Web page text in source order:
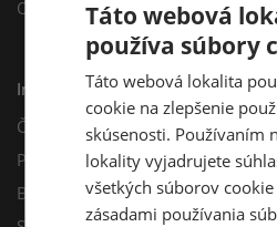
Odberné miesta
Informácie
Často kladené otázky
Poradňa
Blog
Táto webová
používa súbory
Táto webová lokalita
cookie na zlepšenie
skúsenosti. Používaním
lokality vyjadrujete
všetkých súborov
zásadami používania